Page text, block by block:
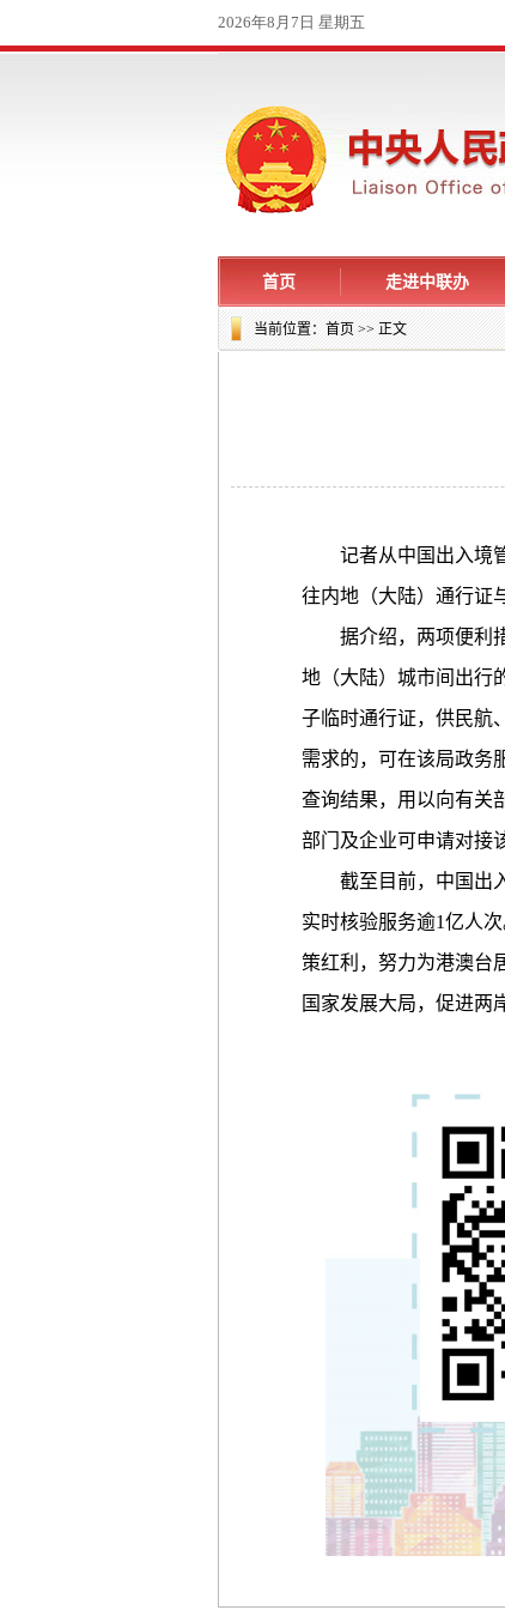
首页 走进中联办
当前位置：首页>> 正文
记者从中国出入境管
往内地（大陆）通行证
据介绍，两项便利措
地（大陆）城市间出行
子临时通行证，供民航
需求的，可在该局政务
查询结果，用以向有关
部门及企业可申请对接
截至目前，中国出入
实时核验服务逾1亿人
策红利，努力为港澳台
国家发展大局，促进两